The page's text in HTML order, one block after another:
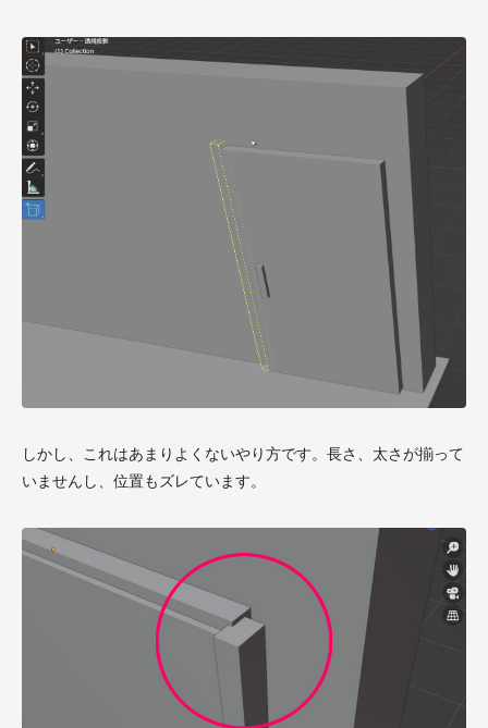
しかし、これはあまりよくないやり方です。長さ、太さが揃って
いませんし、位置もズレています。